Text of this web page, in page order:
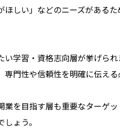
ほしい」などのニーズがある
い学習・資格志向層が挙げら
門性や信頼性を明確に伝える
業を目指す層も重要なターゲ
ょう。